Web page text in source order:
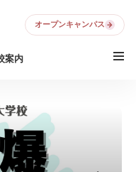
案内
オープンキャンパス